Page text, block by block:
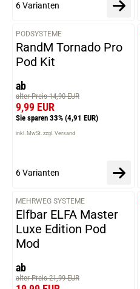
6 Varianten
VARIANTEN
PODSYSTEME
RandM Tornado Pro
Pod Kit
ab
alter Preis 14,90 EUR
9,99 EUR
Sie sparen 33% (4,91 EUR)
inkl. MwSt. zzgl. Versand
6 Varianten
MEHRWEG SYSTEME
Elfbar ELFA Master
Luxe Edition Pod
Mod
ab
alter Preis 21,99 EUR